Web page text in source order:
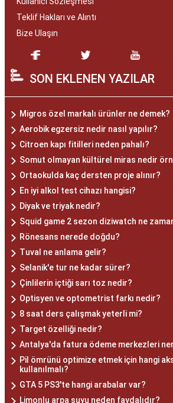
Teklif Hakları ve Alıntı
Bize Ulaşın
SON EKLENEN YAZILAR
Migros özel markalı ürünler ne demek?
Aerobik egzersiz nedir nasıl yapılır?
Citroen kapı fitilleri neden pahalı?
Somut olmayan kültürel miras nedir
Ortaokulda kaç dersten proje alınır?
En iyi alkol test cihazı hangisi?
Diyak ve triyak nedir?
Squid game 2 sezon diziwatch ne
Rönesans nerede doğdu?
Tuval ne anlama gelir?
Selanik'e tur ne kadar sürer?
Çinlilerin içtiği sarı toz nedir?
Optisyen ve optometrist farkı nedir?
8 saat ders çalışmak yeterli mi?
Target özelliği nedir?
Antalya'da fatura ödeme merkezleri
Pil ömrünü optimize etmek için hangi
kullanılmalı?
GTA 5 PS3'te hangi arabalar var?
Limonlu arpa suyu neden faydalıdır?